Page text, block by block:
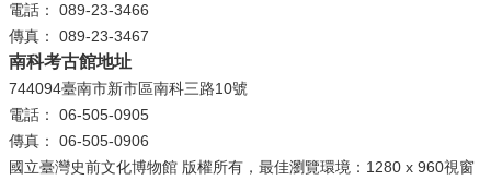
信
箱
網
站
導
覽
電話： 089-23-3466
傳真： 089-23-3467
南科考古館地址
744094臺南市新市區南科三路10號
電話： 06-505-0905
傳真： 06-505-0906
國立臺灣史前文化博物館 版權所有，最佳瀏覽環境：1280 x 960視窗